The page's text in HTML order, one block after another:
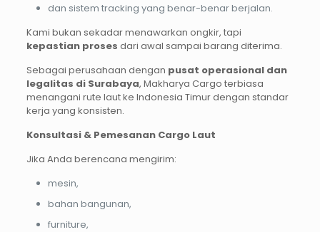
dan sistem tracking yang benar-benar berjalan.
Kami bukan sekadar menawarkan ongkir, tapi
kepastian proses dari awal sampai barang diterima.
Sebagai perusahaan dengan pusat operasional dan
legalitas di Surabaya, Makharya Cargo terbiasa
menangani rute laut ke Indonesia Timur dengan standar
kerja yang konsisten.
Konsultasi & Pemesanan Cargo Laut
Jika Anda berencana mengirim:
mesin,
bahan bangunan,
furniture,